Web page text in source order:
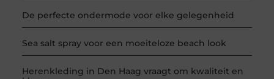
De perfecte ondermode voor elke gelegenheid
Sea salt spray voor een moeiteloze beach look
Herenkleding in Den Haag vraagt om kwaliteit en